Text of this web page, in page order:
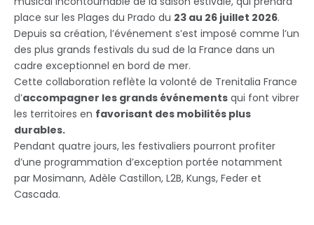
place sur les Plages du Prado du 23 au 26 juillet 2026.
Depuis sa création, l’événement s’est imposé comme l’un
des plus grands festivals du sud de la France dans un
cadre exceptionnel en bord de mer.
Cette collaboration reflète la volonté de Trenitalia France
d’accompagner les grands événements qui font vibrer
les territoires en favorisant des mobilités plus
durables.
Pendant quatre jours, les festivaliers pourront profiter
d’une programmation d’exception portée notamment
par Mosimann, Adèle Castillon, L2B, Kungs, Feder et
Cascada.